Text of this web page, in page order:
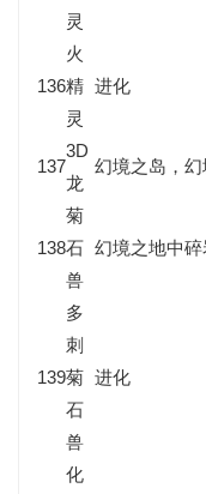
灵
136
火
精
灵
进化
137
3D
龙
幻境之岛，幻
138
菊
石
兽
幻境之地中
139
多
刺
菊
石
兽
进化
化